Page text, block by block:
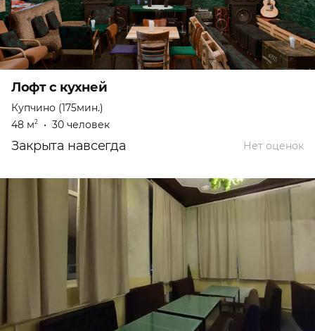
Лофт с кухней
Купчино (175мин.)
48 м2 • 30 человек
Нет оценок
Закрыта навсегда